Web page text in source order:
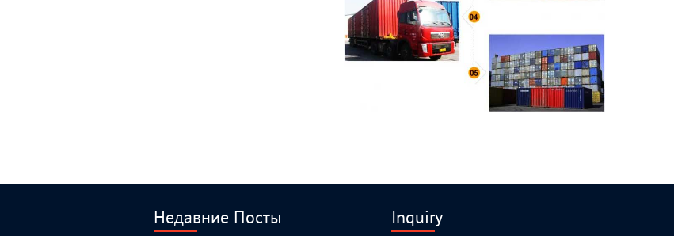
Недавние Посты Inquiry